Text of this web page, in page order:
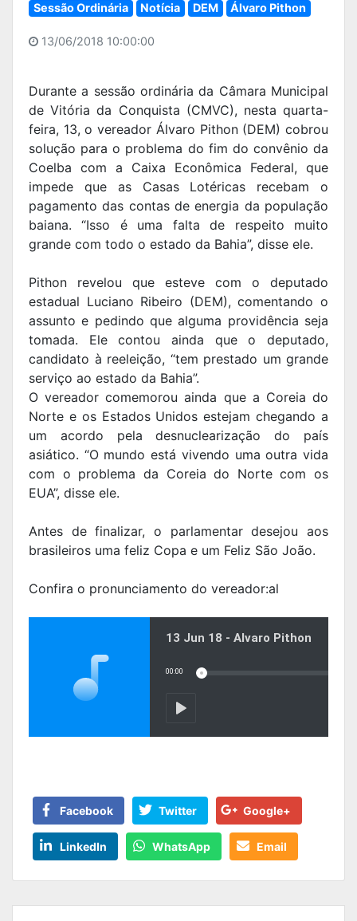
Sessão Ordinária
Notícia DEM Álvaro Pithon
13/06/2018 10:00:00
Durante a sessão ordinária da Câmara Municipal
de Vitória da Conquista (CMVC), nesta quarta-
feira, 13, o vereador Álvaro Pithon (DEM) cobrou
solução para o problema do fim do convênio da
Coelba com a Caixa Econômica Federal, que
impede que as Casas Lotéricas recebam o
pagamento das contas de energia da população
baiana. “Isso é uma falta de respeito muito
grande com todo o estado da Bahia”, disse ele.
Pithon revelou que esteve com o deputado
estadual Luciano Ribeiro (DEM), comentando o
assunto e pedindo que alguma providência seja
tomada. Ele contou ainda que o deputado,
candidato à reeleição, “tem prestado um grande
serviço ao estado da Bahia”.
O vereador comemorou ainda que a Coreia do
Norte e os Estados Unidos estejam chegando a
um acordo pela desnuclearização do país
asiático. “O mundo está vivendo uma outra vida
com o problema da Coreia do Norte com os
EUA”, disse ele.
Antes de finalizar, o parlamentar desejou aos
brasileiros uma feliz Copa e um Feliz São João.
Confira o pronunciamento do vereador:al
Facebook Twitter Google+
LinkedIn WhatsApp Email